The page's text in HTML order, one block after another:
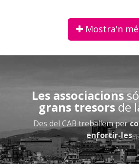
Mostra'n
Les associacions
grans tresorsde
Des del CAB treballem per
enfortir-les